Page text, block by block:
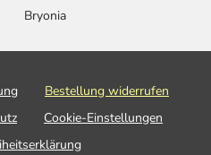
Bryonia
Bestellung widerrufen
Cookie-Einstellungen